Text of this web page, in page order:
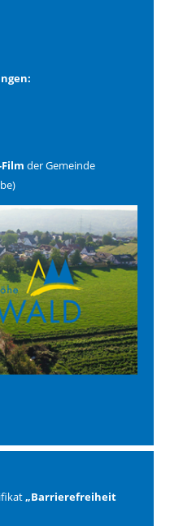
der Gemeinde
„Barrierefreiheit